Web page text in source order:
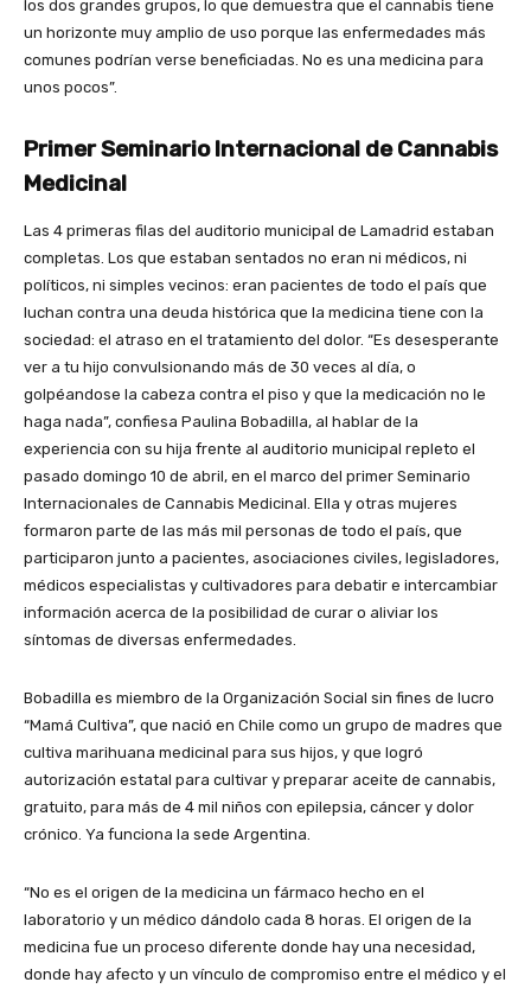
los dos grandes grupos, lo que demuestra que el cannabis tiene
un horizonte muy amplio de uso porque las enfermedades más
comunes podrían verse beneficiadas. No es una medicina para
unos pocos”.
Primer Seminario Internacional de Cannabis
Medicinal
Las 4 primeras filas del auditorio municipal de Lamadrid estaban
completas. Los que estaban sentados no eran ni médicos, ni
políticos, ni simples vecinos: eran pacientes de todo el país que
luchan contra una deuda histórica que la medicina tiene con la
sociedad: el atraso en el tratamiento del dolor. “Es desesperante
ver a tu hijo convulsionando más de 30 veces al día, o
golpéandose la cabeza contra el piso y que la medicación no le
haga nada”, confiesa Paulina Bobadilla, al hablar de la
experiencia con su hija frente al auditorio municipal repleto el
pasado domingo 10 de abril, en el marco del primer Seminario
Internacionales de Cannabis Medicinal. Ella y otras mujeres
formaron parte de las más mil personas de todo el país, que
participaron junto a pacientes, asociaciones civiles, legisladores,
médicos especialistas y cultivadores para debatir e intercambiar
información acerca de la posibilidad de curar o aliviar los
síntomas de diversas enfermedades.
Bobadilla es miembro de la Organización Social sin fines de lucro
“Mamá Cultiva”, que nació en Chile como un grupo de madres que
cultiva marihuana medicinal para sus hijos, y que logró
autorización estatal para cultivar y preparar aceite de cannabis,
gratuito, para más de 4 mil niños con epilepsia, cáncer y dolor
crónico. Ya funciona la sede Argentina.
“No es el origen de la medicina un fármaco hecho en el
laboratorio y un médico dándolo cada 8 horas. El origen de la
medicina fue un proceso diferente donde hay una necesidad,
donde hay afecto y un vínculo de compromiso entre el médico y el